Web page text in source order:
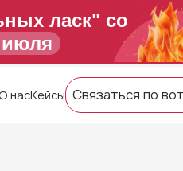
ласк" со
июля
насКейсы Связаться по